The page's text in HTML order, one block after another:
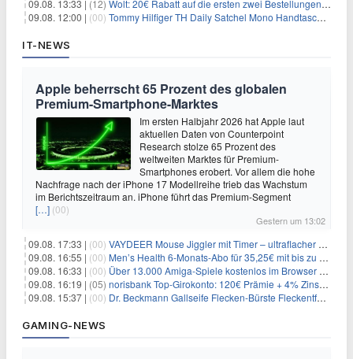
09.08. 13:33 | (12) Wolt: 20€ Rabatt auf die ersten zwei Bestellungen für Neukunden
09.08. 12:00 | (00) Tommy Hilfiger TH Daily Satchel Mono Handtasche für 73,97€
IT-NEWS
Apple beherrscht 65 Prozent des globalen
Premium-Smartphone-Marktes
Im ersten Halbjahr 2026 hat Apple laut
aktuellen Daten von Counterpoint
Research stolze 65 Prozent des
weltweiten Marktes für Premium-
Smartphones erobert. Vor allem die hohe
Nachfrage nach der iPhone 17 Modellreihe trieb das Wachstum
im Berichtszeitraum an. iPhone führt das Premium-Segment
[…] (00)
Gestern um 13:02
09.08. 17:33 | (00) VAYDEER Mouse Jiggler mit Timer – ultraflacher Maus-Mover für 25,64€
09.08. 16:55 | (00) Men’s Health 6-Monats-Abo für 35,25€ mit bis zu 30€ Gutschein
09.08. 16:33 | (00) Über 13.000 Amiga-Spiele kostenlos im Browser spielen
09.08. 16:19 | (05) norisbank Top-Girokonto: 120€ Prämie + 4% Zinsen p.a. (6 Monate)
09.08. 15:37 | (00) Dr. Beckmann Gallseife Flecken-Bürste Fleckentferner 250 ml für 1,25€
GAMING-NEWS